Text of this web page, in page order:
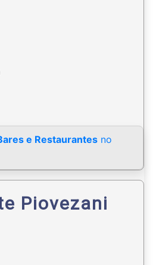
e Restaurantes no
Piovezani